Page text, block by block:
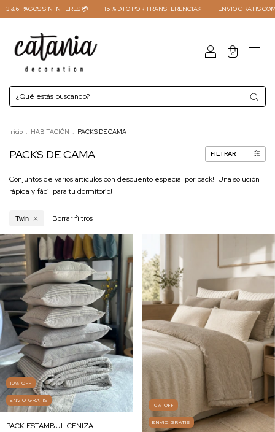
SIN INTERES 💳 15 % DTO POR TRANSFERENCIA⚡ ENVÍO GRATIS COMPRAS
0
Inicio . HABITACIÓN . PACKS DE CAMA
PACKS DE CAMA FILTRAR
Conjuntos de varios artículos con descuento especial por pack! Una solución
rápida y fácil para tu dormitorio!
Twin Borrar filtros
10% OFF
ENVÍO GRATIS
PACK ESTAMBUL CENIZA
10% OFF
ENVÍO GRATIS